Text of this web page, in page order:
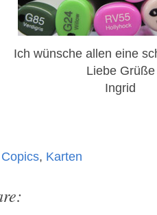
Ich wünsche allen eine
Liebe Grüße
Ingrid
Copics, Karten